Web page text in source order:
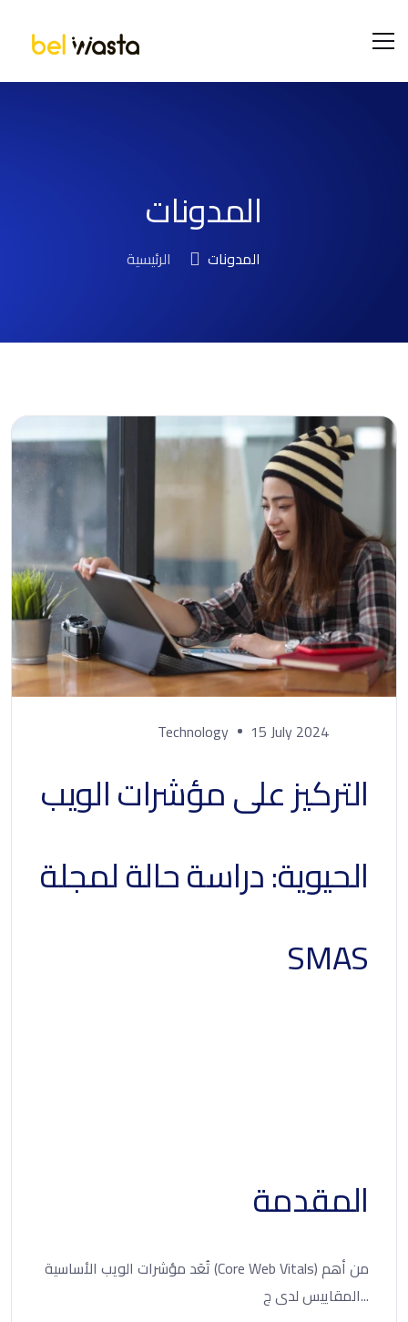
المدونات
الرئيسية المدونات
Technology 15 July 2024
التركيز على مؤشرات الويب
الحيوية: دراسة حالة لمجلة
SMAS
المقدمة
تُعَد مؤشرات الويب الأساسية (Core Web Vitals) من أهم
المقاييس لدى ج...